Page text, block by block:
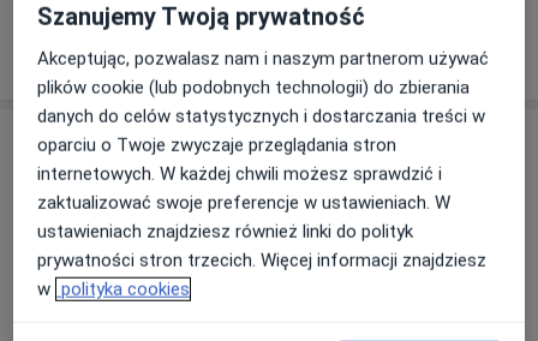
Poproś o wizytę
Szanujemy Twoją prywatność
Akceptując, pozwalasz nam i naszym partnerom używać
plików cookie (lub podobnych technologii) do zbierania
danych do celów statystycznych i dostarczania treści w
oparciu o Twoje zwyczaje przeglądania stron
internetowych. W każdej chwili możesz sprawdzić i
zaktualizować swoje preferencje w ustawieniach. W
ustawieniach znajdziesz również linki do polityk
prywatności stron trzecich. Więcej informacji znajdziesz
w polityka cookies